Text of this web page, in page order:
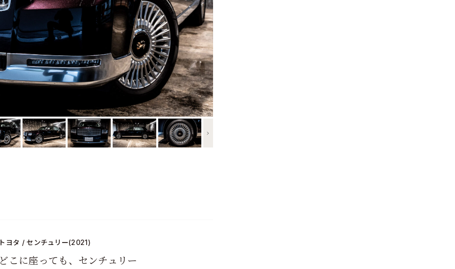
トヨタ / センチュリー(2021)
どこに座っても、センチュリー